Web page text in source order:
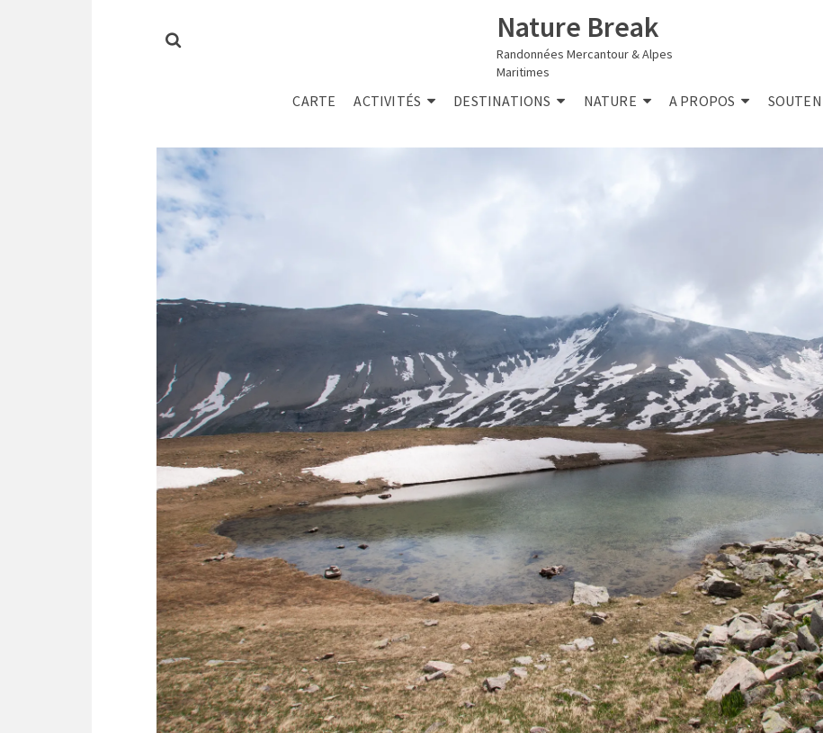
Nature Break
Randonnées Mercantour & Alpes
Maritimes
CARTE ACTIVITÉS DESTINATIONS NATURE A PROPOS